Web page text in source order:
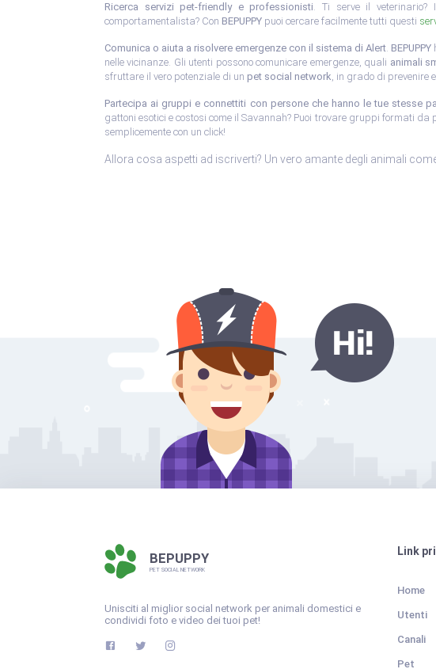
Ricerca servizi pet-friendly e professionisti. Ti serve il veterinario?
comportamentalista? Con BEPUPPY puoi cercare facilmente tutti questi
Comunica o aiuta a risolvere emergenze con il sistema di Alert. BEPUPPY
nelle vicinanze. Gli utenti possono comunicare emergenze, quali animali
sfruttare il vero potenziale di un pet social network, in grado di prevenire
Partecipa ai gruppi e connettiti con persone che hanno le tue stesse
gattoni esotici e costosi come il Savannah? Puoi trovare gruppi formati
semplicemente con un click!
Allora cosa aspetti ad iscriverti? Un vero amante degli animali
BEPUPPY
PET SOCIAL NETWORK
Unisciti al miglior social network per animali domestici e
condividi foto e video dei tuoi pet!
Link
Home
Utenti
Canali
Pet